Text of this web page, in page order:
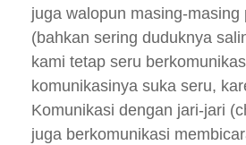
juga walopun masing-masing
(bahkan sering duduknya
kami tetap seru
komunikasinya suka seru,
Komunikasi dengan jari-jari
juga berkomunikasi